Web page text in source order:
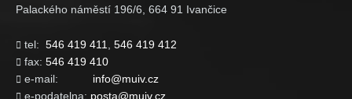
Palackého náměstí 196/6, 664 91 Ivančice
 tel: 546 419 411 546 419 412
 fax: 546 419 410
 e-mail: info@muiv.cz
 e-podatelna: posta@muiv.cz